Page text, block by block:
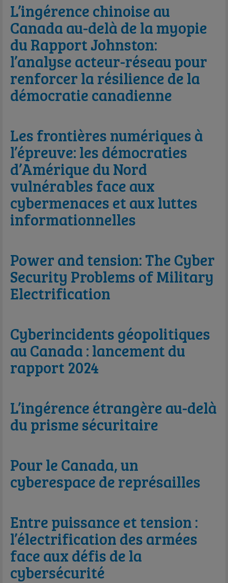
L’ingérence chinoise au
Canada au-delà de la myopie
du Rapport Johnston:
l’analyse acteur-réseau pour
renforcer la résilience de la
démocratie canadienne
Les frontières numériques à
l’épreuve: les démocraties
d’Amérique du Nord
vulnérables face aux
cybermenaces et aux luttes
informationnelles
Power and tension: The Cyber
Security Problems of Military
Electrification
Cyberincidents géopolitiques
au Canada : lancement du
rapport 2024
L’ingérence étrangère au-delà
du prisme sécuritaire
Pour le Canada, un
cyberespace de représailles
Entre puissance et tension :
l’électrification des armées
face aux défis de la
cybersécurité